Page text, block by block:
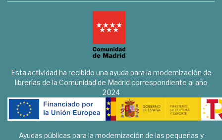
Esta actividad ha recibido una ayuda para la modernización de
librerías de la Comunidad de Madrid correspondiente al año
2024
Ayudas públicas para la modernización de las pequeñas y